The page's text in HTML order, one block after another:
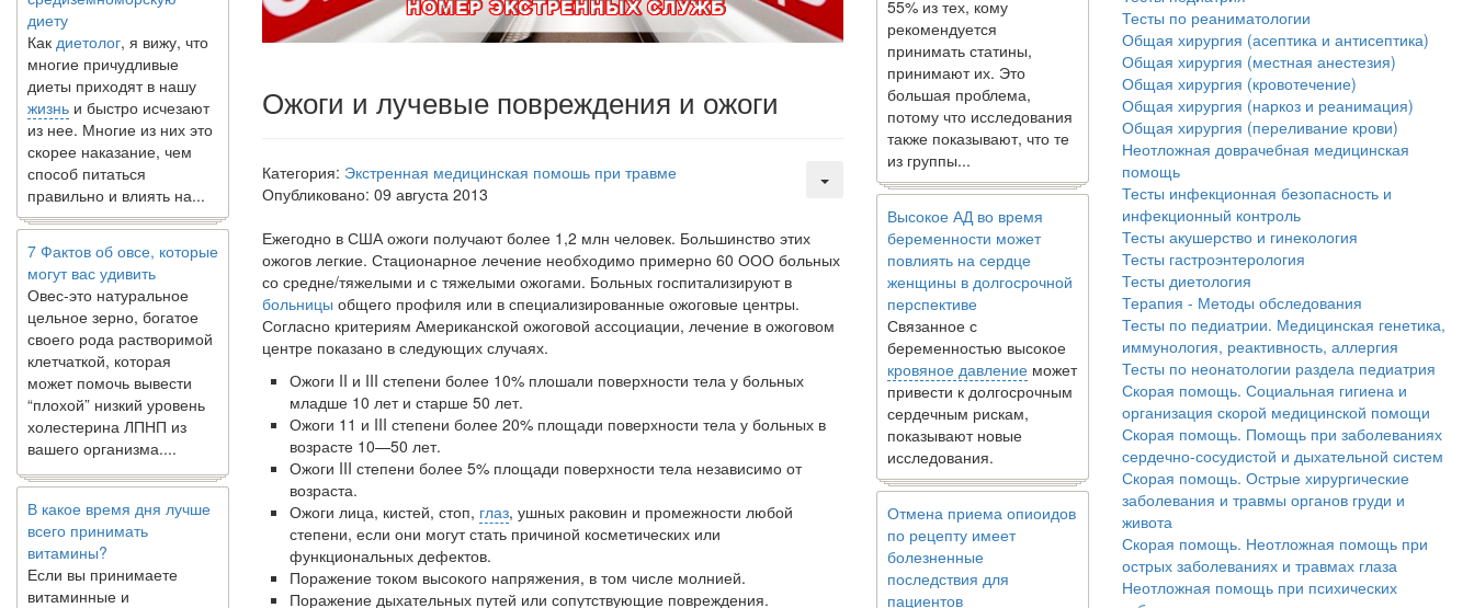
Какдиетолог, я вижу, что
многие причудливые
диеты приходят в нашу
жизньи быстро исчезают
из нее. Многие из них это
скорее наказание, чем
способ питаться
правильно и влиять на...
7 Фактов об овсе, которые
Овес-это натуральное
цельное зерно, богатое
своего рода растворимой
клетчаткой, которая
может помочь вывести
“плохой” низкий уровень
холестерина ЛПНП из
вашего организма....
В какое время дня лучше
витамины?
Если вы принимаете
витаминные и
минеральные добавки в
Ожоги и лучевые повреждения и ожоги
Категория: Экстренная медицинская помошь при травме
Опубликовано: 09 августа 2013
Ежегодно в США ожоги получают более 1,2 млн человек. Большинство этих
ожогов легкие. Стационарное лечение необходимо примерно 60 ООО больных
со средне/тяжелыми и с тяжелыми ожогами. Больных госпитализируют в
больницы общего профиля или в специализиро­ванные ожоговые центры.
Согласно критериям Американской ожого­вой ассоциации, лечение в ожоговом
центре показано в следующих случаях.
Ожоги II и III степени более 10% плошали поверхности тела у боль­ных
младше 10 лет и старше 50 лет.
Ожоги 11 и III степени более 20% площади поверхности тела у боль­ных в
возрасте 10—50 лет.
Ожоги III степени более 5% площади поверхности тела независимо от
возраста.
Ожоги лица, кистей, стоп, глаз, ушных раковин и промежности лю­бой
степени, если они могут стать причиной косметических или
функциональных дефектов.
Поражение током высокого напряжения, в том числе молнией.
Поражение дыхательных путей или сопутствующие повреждения.
55% из тех, кому
рекомендуется
принимать статины,
принимают их. Это
большая проблема,
потому что исследования
также показывают, что те
из группы...
Высокое АД во время
беременности может
повлиять на сердце
женщины в долгосрочной
перспективе
Связанное с
беременностью высокое
кровяное давление может
привести к долгосрочным
сердечным рискам,
показывают новые
исследования.
Отмена приема опиоидов
по рецепту имеет
болезненные
последствия для
пациентов
Тесты по реаниматологии
Общая хирургия (асептика и антисептика)
Общая хирургия (местная анестезия)
Общая хирургия (кровотечение)
Общая хирургия (наркоз и реанимация)
Общая хирургия (переливание крови)
Неотложная доврачебная медицинская
помощь
Тесты инфекционная безопасность и
инфекционный контроль
Тесты акушерство и гинекология
Тесты гастроэнтерология
Тесты диетология
Терапия - Методы обследования
Тесты по педиатрии. Медицинская генетика,
иммунология, реактивность, аллергия
Тесты по неонатологии раздела педиатрия
Скорая помощь. Социальная гигиена и
организация скорой медицинской помощи
Скорая помощь. Помощь при заболеваниях
сердечно-сосудистой и дыхательной систем
Скорая помощь. Острые хирургические
заболевания и травмы органов груди и
живота
Скорая помощь. Неотложная помощь при
острых заболеваниях и травмах глаза
Неотложная помощь при психических